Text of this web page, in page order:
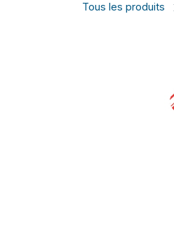
Tous les produits